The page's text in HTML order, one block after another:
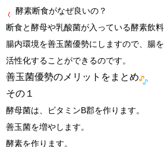
酵素断食がなぜ良いの？
断食と酵母や乳酸菌が入っている酵素飲
腸内環境を善玉菌優勢にしますので、腸
活性化することができるのです。
善玉菌優勢のメリットをまとめ
その１
酵母菌は、
ビタミンB郡を作ります。
善玉菌を増やします。
酵素を作ります。